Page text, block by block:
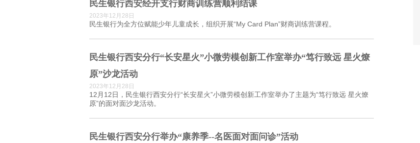
民生银行西安经开支行财商训练营顺利结课
2023年12月28日
民生银行为全方位赋能少年儿童成长，组织开展“My Card Plan”财商训练营课程。
民生银行西安分行“长安星火”小微劳模创新工作室举办“笃行致远 星火燎
原”沙龙活动
2023年12月28日
12月12日，民生银行西安分行“长安星火”小微劳模创新工作室举办了主题为“笃行致远 星火燎
原”的面对面沙龙活动。
民生银行西安分行举办“康养季--名医面对面问诊”活动